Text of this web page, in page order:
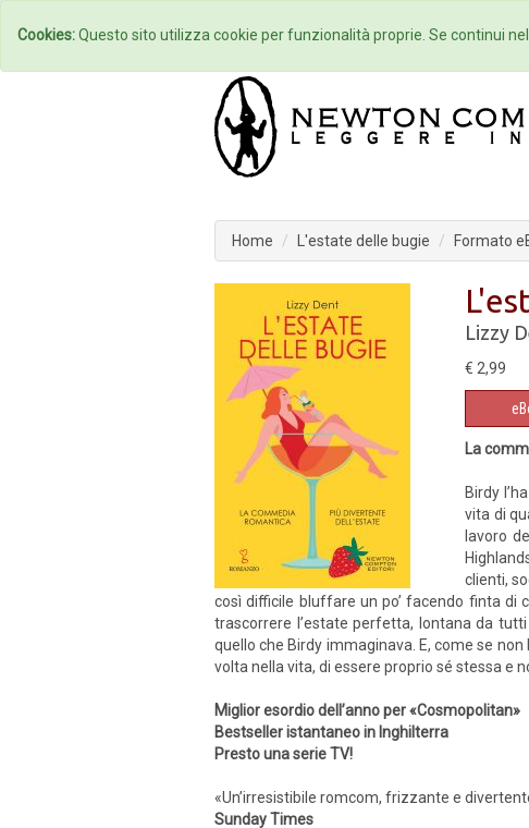
Home Autori
Home L'estate delle bugie Formato
Lizzy
€ 2,99
La
Birdy
vita di
lavoro
clienti,
così difficile bluffare un po’ facendo finta di
trascorrere l’estate perfetta, lontana da
quello che Birdy immaginava. E, come se
volta nella vita, di essere proprio sé stessa e
Miglior esordio dell’anno per «Cosmopolitan»
Bestseller istantaneo in Inghilterra
Presto una serie TV!
«Un’irresistibile romcom, frizzante e
Sunday Times
Cookies:Questo sito utilizza cookie per funzionalità proprie. Se continui